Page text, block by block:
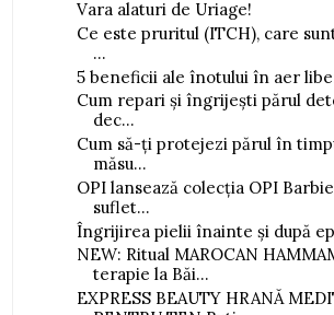
Vara alaturi de Uriage!
Ce este pruritul (ITCH), care
...
5 beneficii ale înotului în aer
Cum repari și îngrijești părul
dec...
Cum să-ți protejezi părul în
măsu...
OPI lansează colecția OPI
suflet...
Îngrijirea pielii înainte și după
NEW: Ritual MAROCAN
terapie la Băi...
EXPRESS BEAUTY HRANĂ